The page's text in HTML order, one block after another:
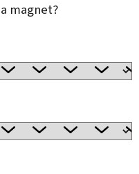
magnet?